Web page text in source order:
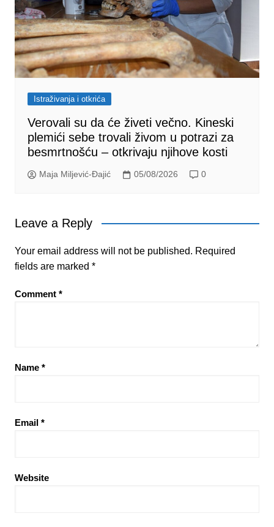
Istraživanja i otkrića
Verovali su da će živeti večno. Kineski
plemići sebe trovali živom u potrazi za
besmrtnošću – otkrivaju njihove kosti
Maja Miljević-Đajić 05/08/2026 0
Leave a Reply
Your email address will not be published. Required
fields are marked *
Comment *
Name *
Email *
Website